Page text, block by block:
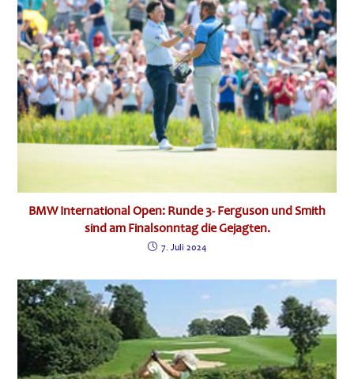
BMW International Open: Runde 3- Ferguson und Smith
sind am Finalsonntag die Gejagten.
7. Juli 2024